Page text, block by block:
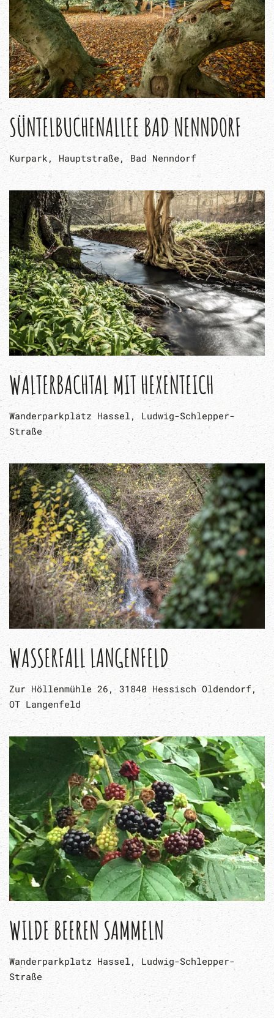
SÜNTELBUCHENALLEE BAD NENNDORF
Kurpark, Hauptstraße, Bad Nenndorf
WALTERBACHTAL MIT HEXENTEICH
Wanderparkplatz Hassel, Ludwig-Schlepper-
Straße
WASSERFALL LANGENFELD
Zur Höllenmühle 26, 31840 Hessisch Oldendorf,
OT Langenfeld
WILDE BEEREN SAMMELN
Wanderparkplatz Hassel, Ludwig-Schlepper-
Straße